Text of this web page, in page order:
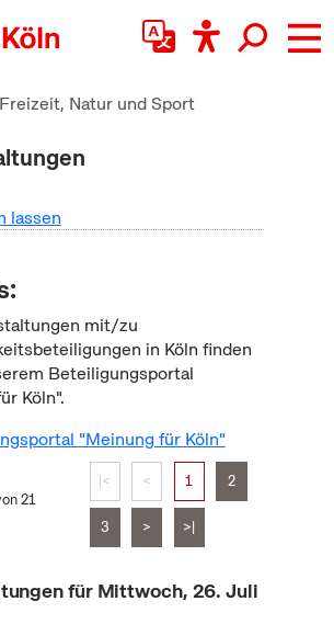
Freizeit, Natur und Sport
lassen
mit/zu
in Köln finden
Beteiligungsportal
Köln".
"Meinung für Köln"
21
|< < 1 2
3 > >|
für Mittwoch, 26. Juli